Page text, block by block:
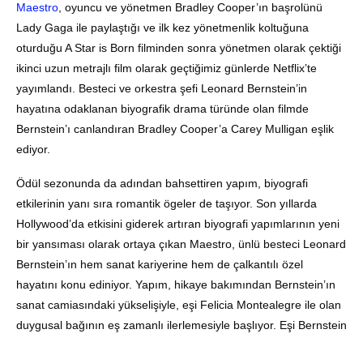
Maestro, oyuncu ve yönetmen Bradley Cooper’ın başrolünü
Lady Gaga ile paylaştığı ve ilk kez yönetmenlik koltuğuna
oturduğu A Star is Born filminden sonra yönetmen olarak çektiği
ikinci uzun metrajlı film olarak geçtiğimiz günlerde Netflix’te
yayımlandı. Besteci ve orkestra şefi Leonard Bernstein’in
hayatına odaklanan biyografik drama türünde olan filmde
Bernstein’ı canlandıran Bradley Cooper’a Carey Mulligan eşlik
ediyor.
Ödül sezonunda da adından bahsettiren yapım, biyografi
etkilerinin yanı sıra romantik ögeler de taşıyor. Son yıllarda
Hollywood’da etkisini giderek artıran biyografi yapımlarının yeni
bir yansıması olarak ortaya çıkan Maestro, ünlü besteci Leonard
Bernstein’ın hem sanat kariyerine hem de çalkantılı özel
hayatını konu ediniyor. Yapım, hikaye bakımından Bernstein’ın
sanat camiasındaki yükselişiyle, eşi Felicia Montealegre ile olan
duygusal bağının eş zamanlı ilerlemesiyle başlıyor. Eşi Bernstein